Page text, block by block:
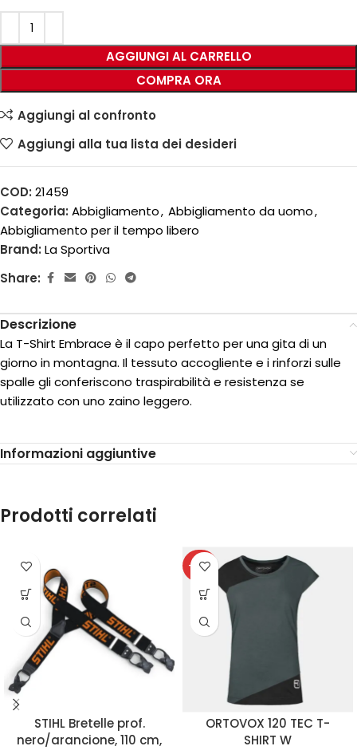
AGGIUNGI AL CARRELLO
COMPRA ORA
Aggiungi al confronto
Aggiungi alla tua lista dei desideri
COD: 21459
Categoria: Abbigliamento, Abbigliamento da uomo,
Abbigliamento per il tempo libero
Brand: La Sportiva
Share:
Descrizione
La T-Shirt Embrace è il capo perfetto per una gita di un
giorno in montagna. Il tessuto accogliente e i rinforzi sulle
spalle gli conferiscono traspirabilità e resistenza se
utilizzato con uno zaino leggero.
Informazioni aggiuntive
Prodotti correlati
STIHL Bretelle prof.
nero/arancione, 110 cm,
-40%
ORTOVOX 120 TEC T-
SHIRT W